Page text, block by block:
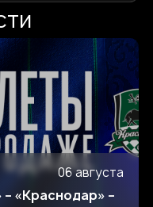
06 августа
«Краснодар» –